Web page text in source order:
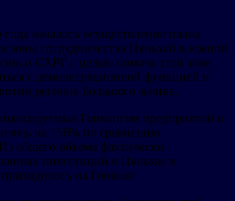
началось осуществление плана
зоны сотрудничества Цяньхай в южной
и САРГ с целью помочь этой зоне
с демонстрационной функцией и
региона Большого залива.
Гонконгом предприятий в
на 156% по сравнению
общего объема фактически
инвестиций в Цяньхае в
на Гонконг.